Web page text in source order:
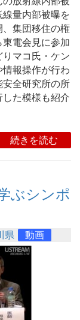
量内部被曝を
、集団移住の権
電会見に参加
マコ氏・ケン
報操作が行わ
安全研究所の所
た模様も紹介
続きを読む
ぶシンポ
県 動画